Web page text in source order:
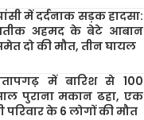
में दर्दनाक सड़क हादसा:
अहमद के बेटे आबान
दो की मौत, तीन घायल
में बारिश से 100
पुराना मकान ढहा, एक
परिवार के 6 लोगों की मौत